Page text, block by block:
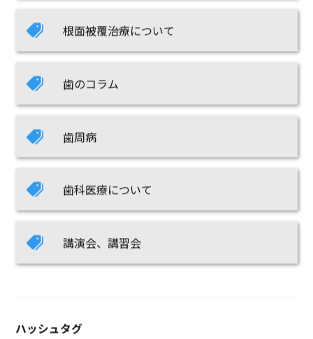
根面被覆治療について
歯のコラム
歯周病
歯科医療について
講演会、講習会
ハッシュタグ